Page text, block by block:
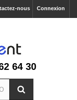
Connexion
nous
64 30